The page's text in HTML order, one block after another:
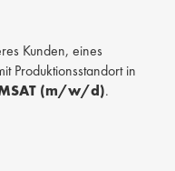
Kunden, eines
Produktionsstandort in
(m/w/d).